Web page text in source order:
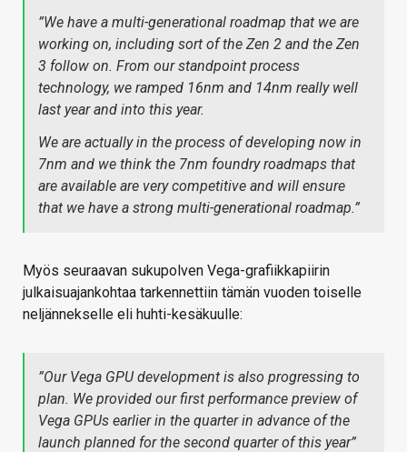
”We have a multi-generational roadmap that we are
working on, including sort of the Zen 2 and the Zen
3 follow on. From our standpoint process
technology, we ramped 16nm and 14nm really well
last year and into this year.
We are actually in the process of developing now in
7nm and we think the 7nm foundry roadmaps that
are available are very competitive and will ensure
that we have a strong multi-generational roadmap.”
Myös seuraavan sukupolven Vega-grafiikkapiirin
julkaisuajankohtaa tarkennettiin tämän vuoden toiselle
neljännekselle eli huhti-kesäkuulle:
”Our Vega GPU development is also progressing to
plan. We provided our first performance preview of
Vega GPUs earlier in the quarter in advance of the
launch planned for the second quarter of this year”